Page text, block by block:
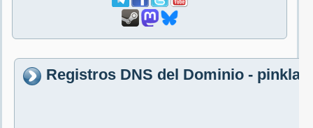
Registros DNS del Dominio -